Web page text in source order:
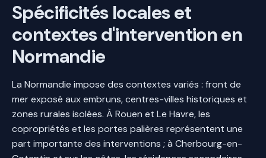
Spécificités locales et
contextes d'intervention en
Normandie
La Normandie impose des contextes variés : front de
mer exposé aux embruns, centres-villes historiques et
zones rurales isolées. À Rouen et Le Havre, les
copropriétés et les portes palières représentent une
part importante des interventions ; à Cherbourg-en-